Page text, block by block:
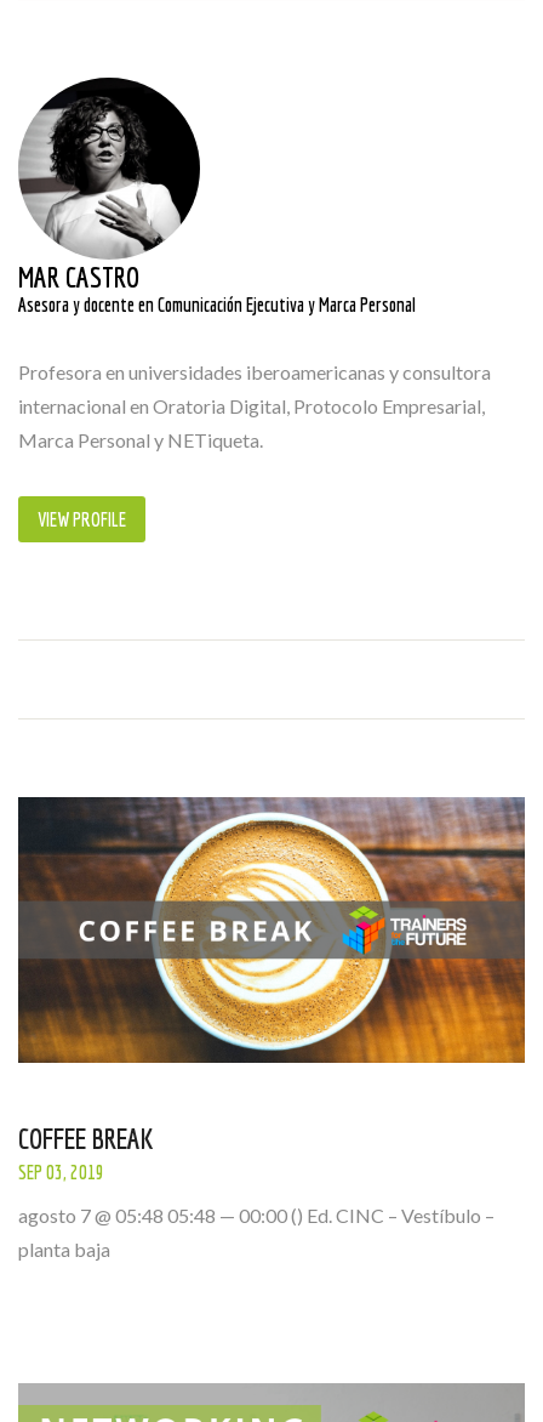
MAR CASTRO
Asesora y docente en Comunicación Ejecutiva y Marca Personal
Profesora en universidades iberoamericanas y consultora
internacional en Oratoria Digital, Protocolo Empresarial,
Marca Personal y NETiqueta.
VIEW PROFILE
COFFEE BREAK
SEP 03, 2019
agosto 7 @ 05:48 05:48 — 00:00 () Ed. CINC – Vestíbulo –
planta baja